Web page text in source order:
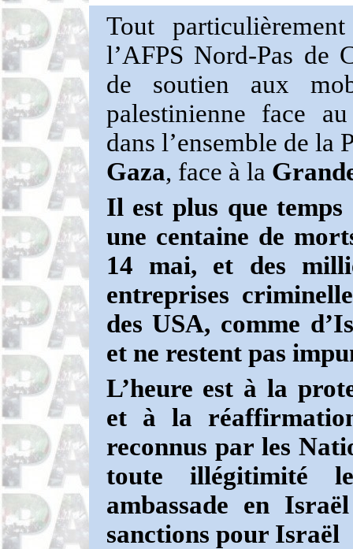
Tout
l’AFPS Nord-Pas de
de soutien aux
palestinienne face
dans l’ensemble de la
Gaza, face à la
Il est plus que temps
une centaine de
14 mai, et des
entreprises
des USA, comme
et ne restent pas
L’heure est à la
et à la
reconnus par les
toute illégitimité
ambassade en
sanctions pour Israël